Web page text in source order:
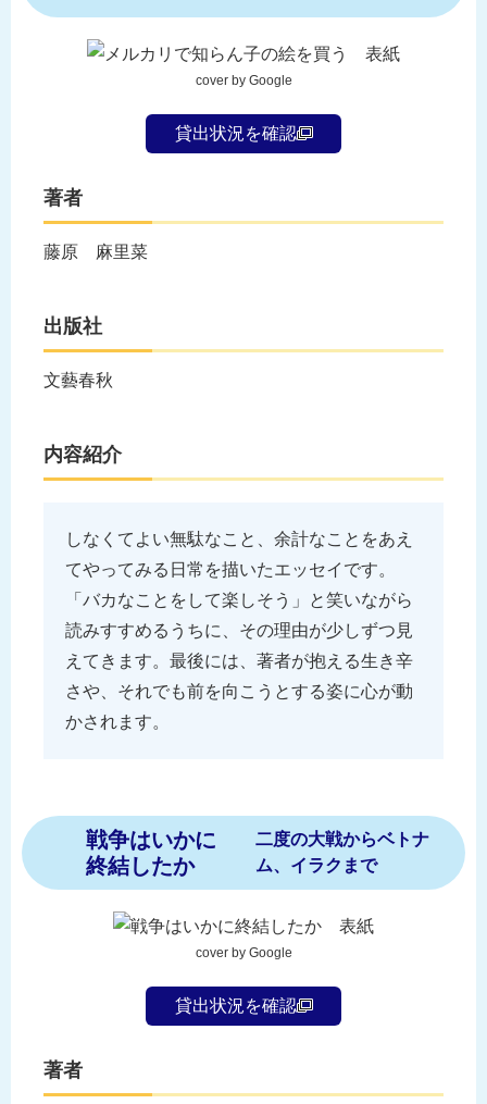
cover by Google
貸出状況を確認
著者
藤原 麻里菜
出版社
文藝春秋
内容紹介
しなくてよい無駄なこと、余計なことをあえ
てやってみる日常を描いたエッセイです。
「バカなことをして楽しそう」と笑いながら
読みすすめるうちに、その理由が少しずつ見
えてきます。最後には、著者が抱える生き辛
さや、それでも前を向こうとする姿に心が動
かされます。
戦争はいかに
終結したか
二度の大戦からベトナ
ム、イラクまで
cover by Google
貸出状況を確認
著者